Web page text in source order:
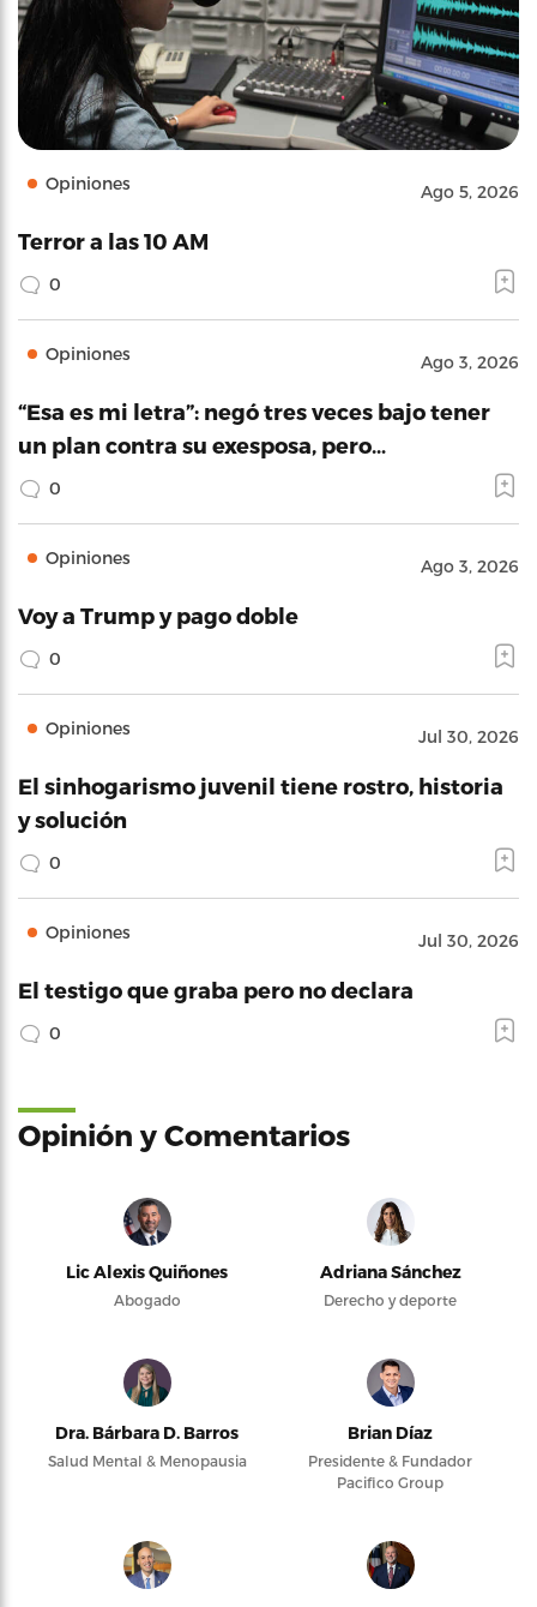
Opiniones Ago 5, 2026
Terror a las 10 AM
0
Opiniones Ago 3, 2026
“Esa es mi letra”: negó tres veces bajo tener
un plan contra su exesposa, pero…
0
Opiniones Ago 3, 2026
Voy a Trump y pago doble
0
Opiniones Jul 30, 2026
El sinhogarismo juvenil tiene rostro, historia
y solución
0
Opiniones Jul 30, 2026
El testigo que graba pero no declara
0
Opinión y Comentarios
Lic Alexis Quiñones
Abogado
Adriana Sánchez
Derecho y deporte
Dra. Bárbara D. Barros
Salud Mental & Menopausia
Brian Díaz
Presidente & Fundador
Pacifico Group